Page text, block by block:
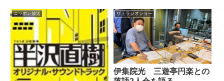
の新作漫才「チョットGPT」に
ついて話していました。
藤浩次さんに代わって出演となっ
た田村亮さん、山本圭壱さんと、
かつて自身が担当していた番組
『MBSヤングタウン』の思い出
に...
ニッポン放送 ザ・ラジオショー
伊集院光 三遊亭円楽との